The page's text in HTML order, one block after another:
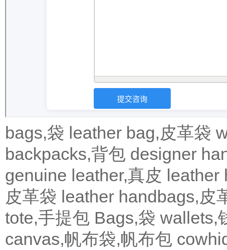
bags,袋 leather bag,皮革袋
backpacks,背包 designer
genuine leather,真皮 leather
皮革袋 leather handbags,皮
tote,手提包 Bags,袋 wallets,
canvas,帆布袋,帆布包